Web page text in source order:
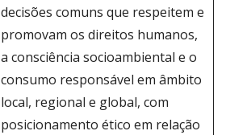
decisões comuns que respeitem e
promovam os direitos humanos,
a consciência socioambiental e o
consumo responsável em âmbito
local, regional e global, com
posicionamento ético em relação